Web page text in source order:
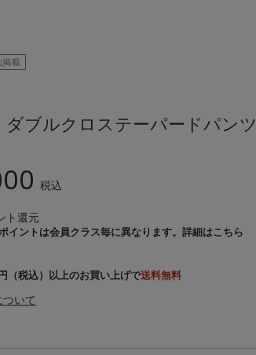
掲載
ダブルクロステーパードパンツ
税込
ト還元
イントは会員クラス毎に異なります。 詳細はこちら
（税込）以上のお買い上げで送料無料
いて